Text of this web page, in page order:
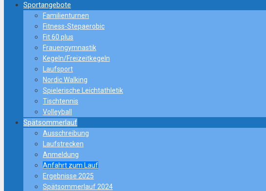
Sportangebote
Familienturnen
Fitness-Stepaerobic
Fit 60 plus
Frauengymnastik
Kegeln/Freizeitkegeln
Laufsport
Nordic Walking
Spielerische Leichtathletik
Tischtennis
Volleyball
Spätsommerlauf
Ausschreibung
Laufstrecken
Anmeldung
Anfahrt zum Lauf
Ergebnisse 2025
Spätsommerlauf 2024